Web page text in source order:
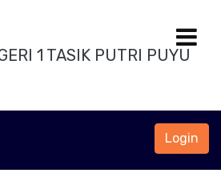
1 TASIK PUTRI PUYU
Login